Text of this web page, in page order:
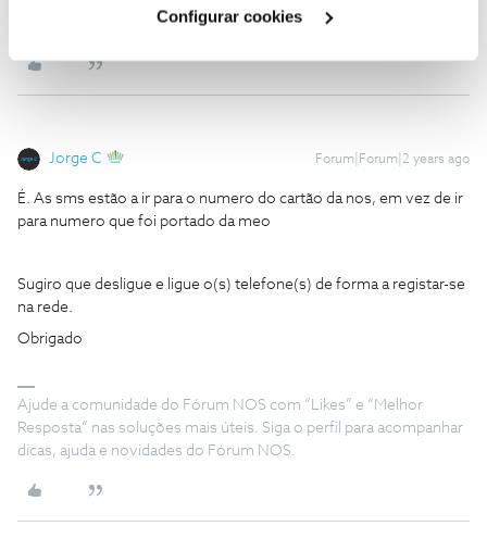
Configurar cookies
para numero que foi portado da meo
Jorge C Forum|Forum|2 years ago
É. As sms estão a ir para o numero do cartão da nos, em vez de ir
para numero que foi portado da meo
Sugiro que desligue e ligue o(s) telefone(s) de forma a registar-se
na rede.
Obrigado
Ajude a comunidade do Fórum NOS com “Likes” e “Melhor
Resposta” nas soluções mais úteis. Siga o perfil para acompanhar
dicas, ajuda e novidades do Fórum NOS.